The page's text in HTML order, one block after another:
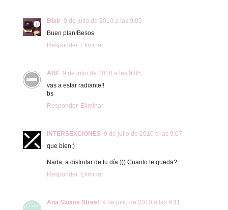
Blair 9 de julio de 2010 a las 9:05
Buen plan!Besos
Responder Eliminar
ABF 9 de julio de 2010 a las 9:05
vas a estar radiante!!
bs
Responder Eliminar
INTERSEXCIONES 9 de julio de 2010 a las 9:07
que bien:)
Nada, a disfrutar de tu día:))) Cuanto te queda?
Responder Eliminar
Ana Sloane Street 9 de julio de 2010 a las 9:11